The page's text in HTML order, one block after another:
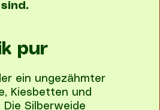
pur
ein ungezähmter
Kiesbetten und
Silberweide